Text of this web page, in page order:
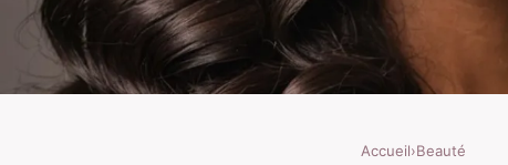
Accueil›Beauté